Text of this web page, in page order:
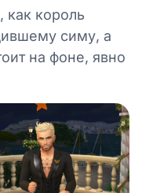
как король
симу, а
на фоне, явно